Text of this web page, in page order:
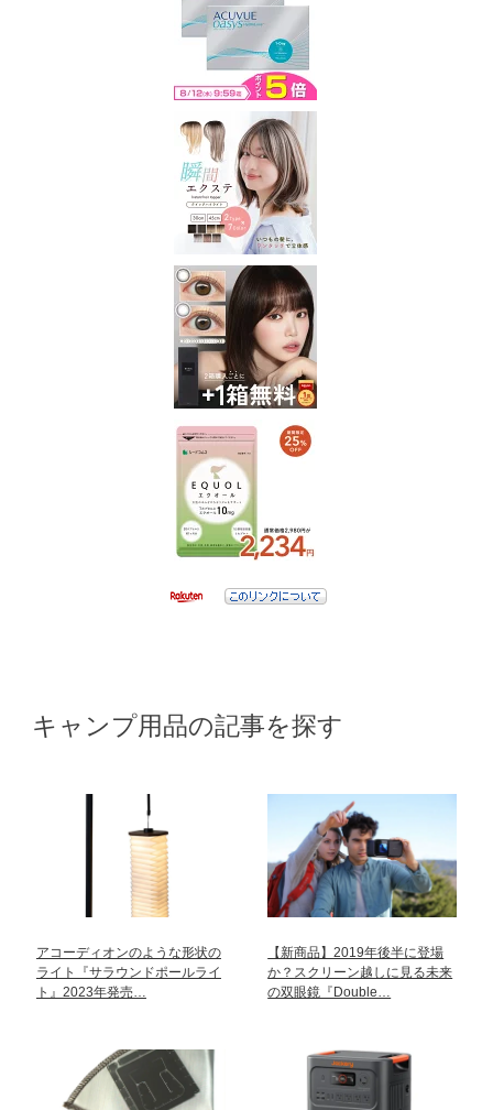
キャンプ用品の記事を探す
アコーディオンのような形状の
ライト『サラウンドポールライ
ト』2023年発売…
【新商品】2019年後半に登場
か？スクリーン越しに見る未来
の双眼鏡『Double…